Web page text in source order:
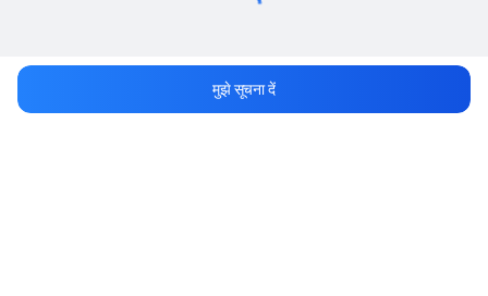
मुझे सूचना दें